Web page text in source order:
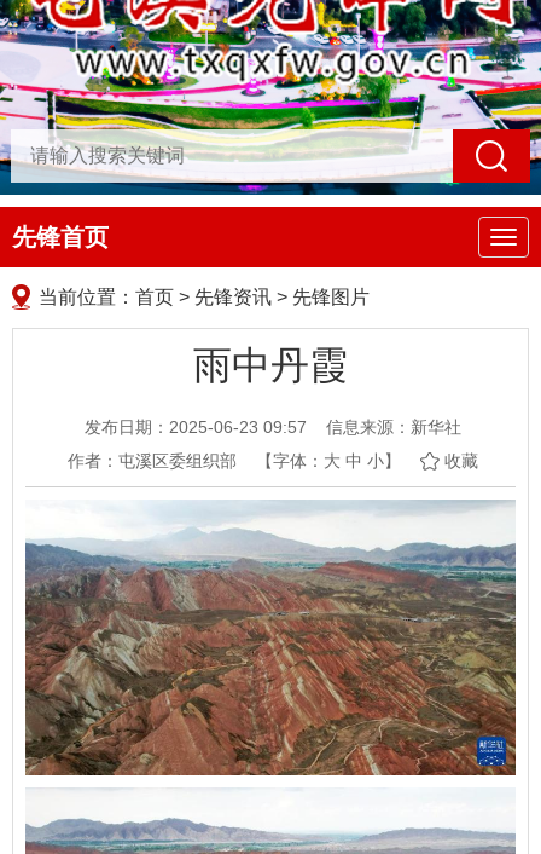
导
航
先锋首页
当前位置： 首页 > 先锋资讯 > 先锋图片
雨中丹霞
发布日期：2025-06-23 09:57
信息来源：新华社
作者：屯溪区委组织部
【字体： 大 中 小】 收藏